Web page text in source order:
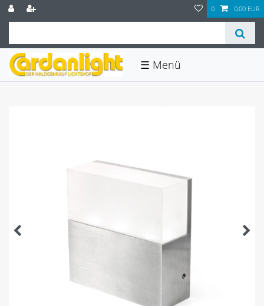
0 0,00 EUR
☰